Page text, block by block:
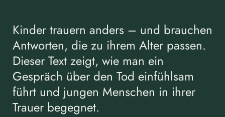
Kinder trauern anders – und brauchen
Antworten, die zu ihrem Alter passen.
Dieser Text zeigt, wie man ein
Gespräch über den Tod einfühlsam
führt und jungen Menschen in ihrer
Trauer begegnet.